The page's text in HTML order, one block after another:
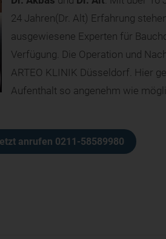
24 Jahren(Dr. Alt) Erfahrung
ausgewiesene Experten für
Verfügung. Die Operation und
ARTEO KLINIK Düsseldorf. Hier
Aufenthalt so angenehm wie
anrufen 0211-58589980